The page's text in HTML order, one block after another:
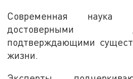
Современная наука
достоверными
подтверждающими
жизни.